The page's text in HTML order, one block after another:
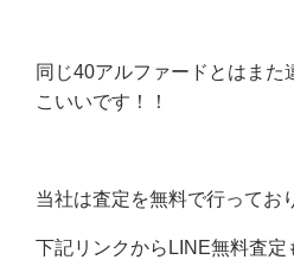
同じ40アルファードとはまた
こいいです！！
当社は査定を無料で行ってお
下記リンクからLINE無料査定